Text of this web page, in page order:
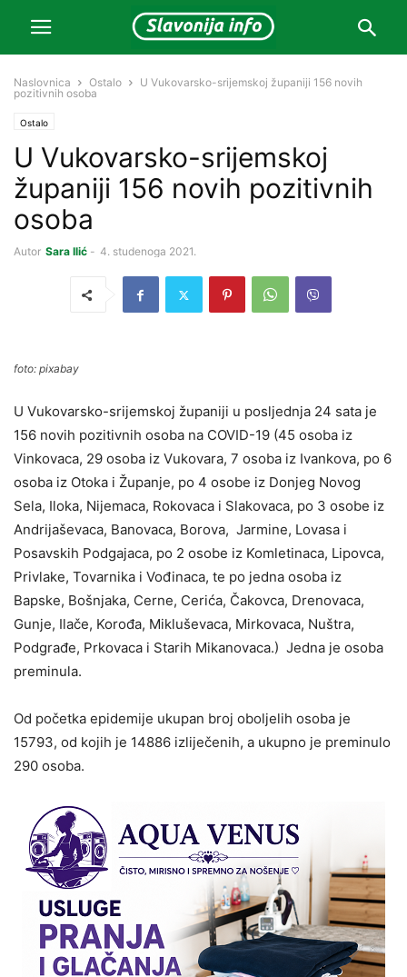
Naslovnica Ostalo
U Vukovarsko-srijemskoj županiji 156 novih
pozitivnih osoba
Ostalo
U Vukovarsko-srijemskoj
županiji 156 novih pozitivnih
osoba
Autor Sara Ilić - 4. studenoga 2021.
foto: pixabay
U Vukovarsko-srijemskoj županiji u posljednja 24 sata je
156 novih pozitivnih osoba na COVID-19 (45 osoba iz
Vinkovaca, 29 osoba iz Vukovara, 7 osoba iz Ivankova, po 6
osoba iz Otoka i Županje, po 4 osobe iz Donjeg Novog
Sela, Iloka, Nijemaca, Rokovaca i Slakovaca, po 3 osobe iz
Andrijaševaca, Banovaca, Borova, Jarmine, Lovasa i
Posavskih Podgajaca, po 2 osobe iz Komletinaca, Lipovca,
Privlake, Tovarnika i Vođinaca, te po jedna osoba iz
Bapske, Bošnjaka, Cerne, Cerića, Čakovca, Drenovaca,
Gunje, Ilače, Korođa, Mikluševaca, Mirkovaca, Nuštra,
Podgrađe, Prkovaca i Starih Mikanovaca.) Jedna je osoba
preminula.
Od početka epidemije ukupan broj oboljelih osoba je
15793, od kojih je 14886 izliječenih, a ukupno je preminulo
290 osoba.